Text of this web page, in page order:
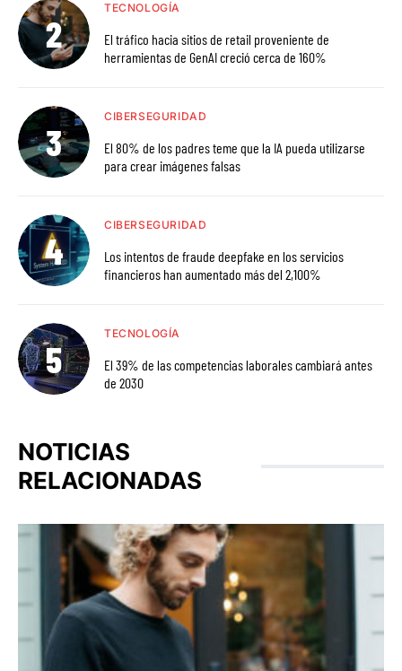
TECNOLOGÍA
El tráfico hacia sitios de retail proveniente de
herramientas de GenAI creció cerca de 160%
CIBERSEGURIDAD
El 80% de los padres teme que la IA pueda utilizarse
para crear imágenes falsas
CIBERSEGURIDAD
Los intentos de fraude deepfake en los servicios
financieros han aumentado más del 2,100%
TECNOLOGÍA
El 39% de las competencias laborales cambiará antes
de 2030
NOTICIAS
RELACIONADAS